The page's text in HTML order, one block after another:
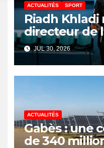
ACTUALITÉS SPORT
Riadh Khladi
directeur de
Nationale de
JUL 30, 2026
ACTUALITÉS
Gabès : une
de 340